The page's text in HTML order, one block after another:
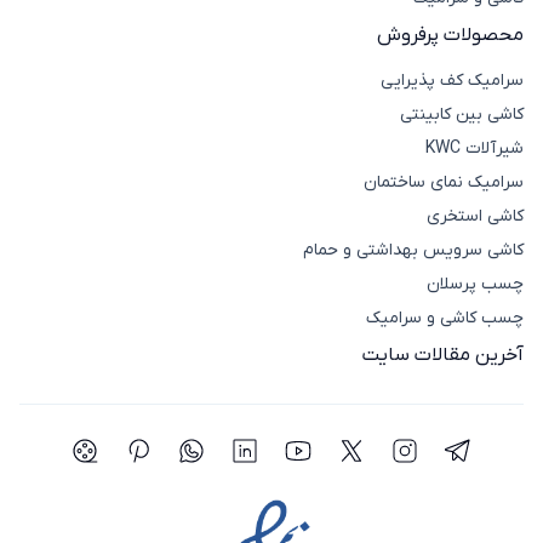
اینترنتی
کاشی لند
محصولات ساختمانی باکیفیت و قیمت مناسب را به
مشتریان ارائه می‌دهد.
محصولات پرفروش
سرامیک کف پذیرایی
کاشی بین کابینتی
شیرآلات KWC
سرامیک نمای ساختمان
کاشی استخری
کاشی سرویس بهداشتی و حمام
چسب پرسلان
چسب کاشی و سرامیک
آخرین مقالات سایت
شبکه اجتماعی تلگرام
شبکه اجتماعی اینستاگرام
شبکه اجتماعی توییتر(ایکس)
شبکه اجتماعی یوتیوب
شبکه اجتماعی لینکدین
شبکه اجتماعی واتساپ
شبکه اجتماعی
شبکه